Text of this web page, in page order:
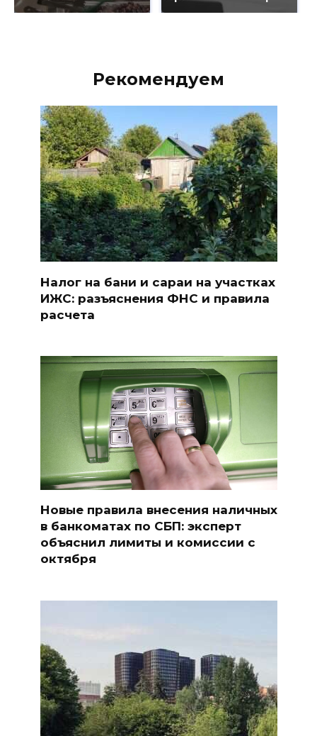
Рекомендуем
Налог на бани и сараи на участках
ИЖС: разъяснения ФНС и правила
расчета
Новые правила внесения наличных
в банкоматах по СБП: эксперт
объяснил лимиты и комиссии с
октября